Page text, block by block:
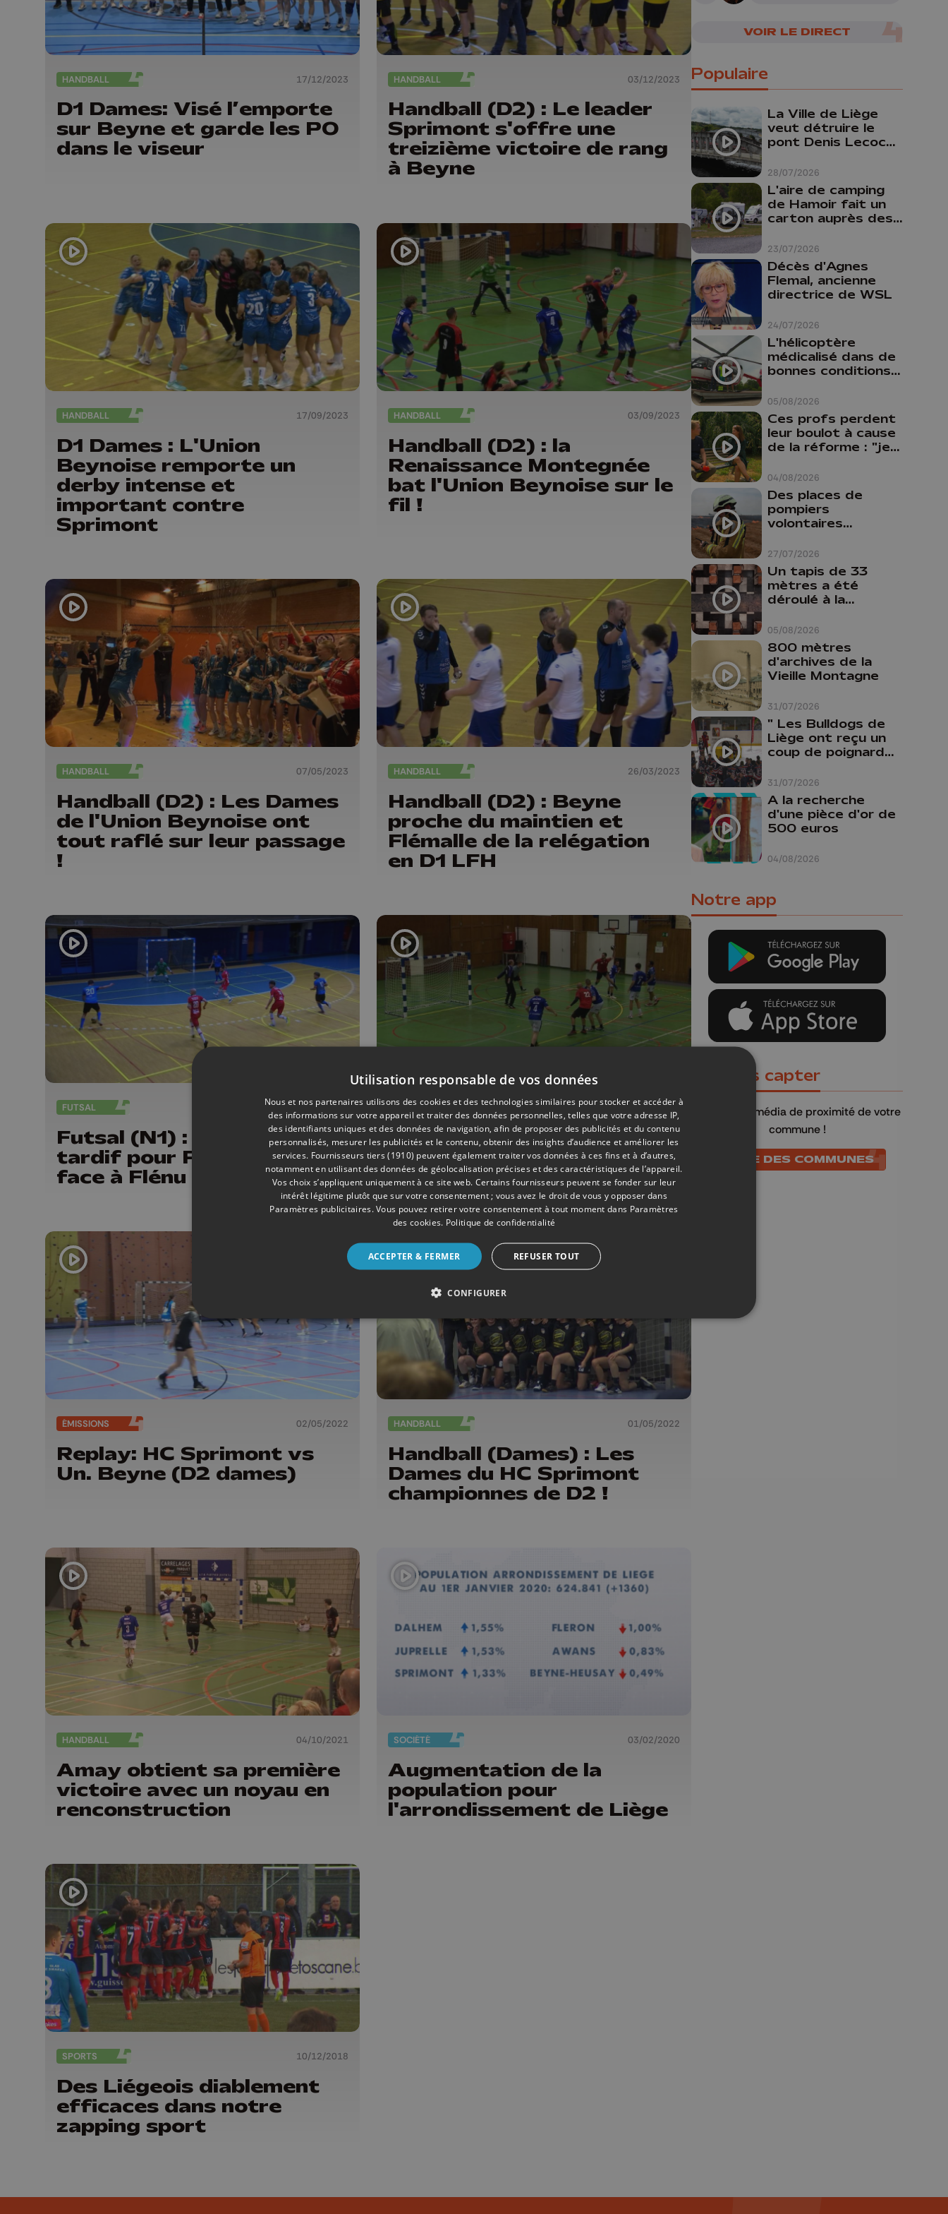
HANDBALL 17/12/2023
D1 Dames: Visé l’emporte
sur Beyne et garde les PO
dans le viseur
HANDBALL 03/12/2023
Handball (D2) : Le leader
Sprimont s'offre une
treizième victoire de rang
à Beyne
HANDBALL 17/09/2023
D1 Dames : L'Union
Beynoise remporte un
derby intense et
important contre
Sprimont
HANDBALL 03/09/2023
Handball (D2) : la
Renaissance Montegnée
bat l'Union Beynoise sur le
fil !
HANDBALL 07/05/2023
Handball (D2) : Les Dames
de l'Union Beynoise ont
tout raflé sur leur passage
!
HANDBALL 26/03/2023
Handball (D2) : Beyne
proche du maintien et
Flémalle de la relégation
en D1 LFH
FUTSAL 14/01/2023
Futsal (N1) : Réveil trop
tardif pour Procolor Liège
face à Flénu
HANDBALL 04/09/2022
D2 : Montegnée commence
la saison par un large
succès sur Beyne
ÉMISSIONS 02/05/2022
Replay: HC Sprimont vs
Un. Beyne (D2 dames)
HANDBALL 01/05/2022
Handball (Dames) : Les
Dames du HC Sprimont
championnes de D2 !
HANDBALL 04/10/2021
Amay obtient sa première
victoire avec un noyau en
renconstruction
SOCIÉTÉ 03/02/2020
Augmentation de la
population pour
l'arrondissement de Liège
SPORTS 10/12/2018
Des Liégeois diablement
efficaces dans notre
zapping sport
VOIR LE DIRECT
Populaire
28/07/2026
La Ville de Liège
veut détruire le
pont Denis Lecocq
budget pour le
faire
23/07/2026
L'aire de camping
de Hamoir fait un
carton auprès des
24/07/2026
Décès d'Agnes
Flemal, ancienne
directrice de WSL
05/08/2026
L'hélicoptère
médicalisé dans de
bonnes conditions à
04/08/2026
Ces profs perdent
leur boulot à cause
de la réforme : "je
comme prof que
comme
pharmacienne"
27/07/2026
Des places de
pompiers
volontaires
province de Liège :
"Un citoyen qui
n'est formé ne
peut pas nous
aider"
05/08/2026
Un tapis de 33
mètres a été
déroulé à la
Liège
31/07/2026
800 mètres
d'archives de la
Vieille Montagne
31/07/2026
" Les Bulldogs de
Liège ont reçu un
coup de poignard
04/08/2026
A la recherche
d'une pièce d'or de
500 euros
Notre app
Où nous capter
, le média de proximité de votre
commune !
LISTE DES COMMUNES
Utilisation responsable de vos données
Nous et nos partenaires utilisons des cookies et des technologies similaires pour stocker et accéder à
des informations sur votre appareil et traiter des données personnelles, telles que votre adresse IP,
des identifiants uniques et des données de navigation, afin de proposer des publicités et du contenu
personnalisés, mesurer les publicités et le contenu, obtenir des insights d’audience et améliorer les
services. Fournisseurs tiers (1910) peuvent également traiter vos données à ces fins et à d’autres,
notamment en utilisant des données de géolocalisation précises et des caractéristiques de l’appareil.
Vos choix s’appliquent uniquement à ce site web. Certains fournisseurs peuvent se fonder sur leur
intérêt légitime plutôt que sur votre consentement ; vous avez le droit de vous y opposer dans
Paramètres publicitaires. Vous pouvez retirer votre consentement à tout moment dans Paramètres
des cookies. Politique de confidentialité
ACCEPTER & FERMER REFUSER TOUT
CONFIGURER